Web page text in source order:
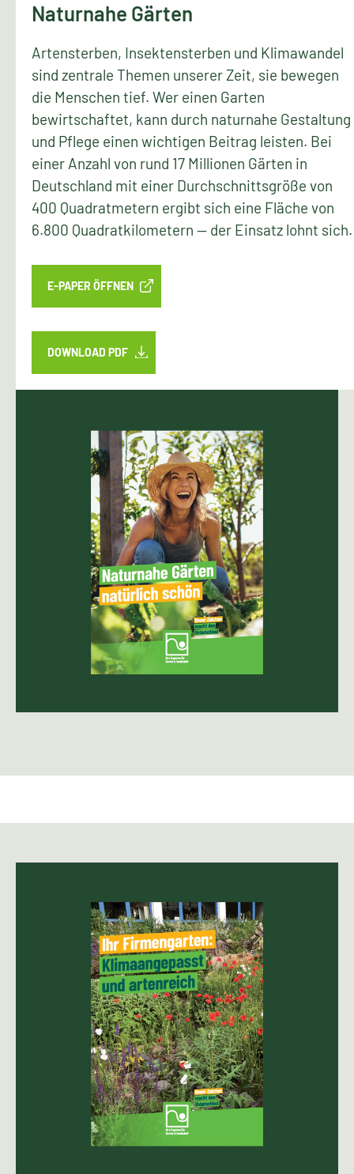
Naturnahe Gärten
Artensterben, Insektensterben und Klimawandel
sind zentrale Themen unserer Zeit, sie bewegen
die Menschen tief. Wer einen Garten
bewirtschaftet, kann durch naturnahe Gestaltung
und Pflege einen wichtigen Beitrag leisten. Bei
einer Anzahl von rund 17 Millionen Gärten in
Deutschland mit einer Durchschnittsgröße von
400 Quadratmetern ergibt sich eine Fläche von
6.800 Quadratkilometern — der Einsatz lohnt sich.
E-PAPER ÖFFNEN
DOWNLOAD PDF